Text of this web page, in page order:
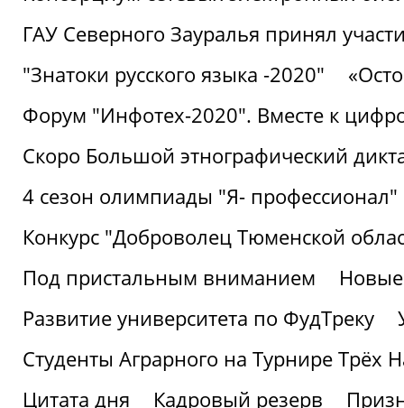
ГАУ Северного Зауралья принял
"Знатоки русского языка -2020"
Форум "Инфотех-2020". Вместе к
Скоро Большой этнографический
4 сезон олимпиады "Я- профессионал"
Конкурс "Доброволец Тюменской
Под пристальным вниманием
Развитие университета по ФудТреку
Студенты Аграрного на Турнире Трёх
Цитата дня
Кадровый резерв